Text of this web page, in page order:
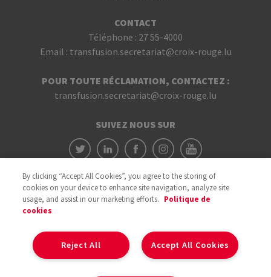
CONTACT
Téléphone : 27 55-4000
Email : transfusion.secretariat@croix-rouge.lu
POUR TOUTE RÉCLAMATION, CONTACTEZ :
transfusion.secretariat@croix-rouge.lu
SUIVEZ NOUS SUR
By clicking “Accept All Cookies”, you agree to the storing of
cookies on your device to enhance site navigation, analyze site
usage, and assist in our marketing efforts. Politique de
cookies
Accept All Cookies
Reject All